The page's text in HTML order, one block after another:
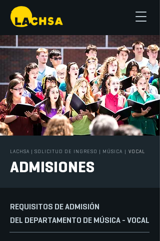
LACHSA | SOLICITUD DE INGRESO | MÚSICA | VOCAL
ADMISIONES
REQUISITOS DE ADMISIÓN
DEL DEPARTAMENTO DE MÚSICA - VOCAL